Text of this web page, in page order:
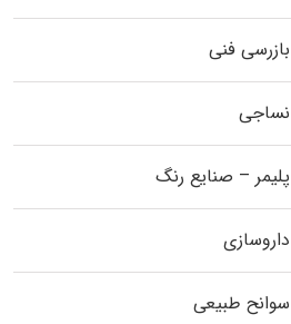
فنی
– صنایع رنگ
طبیعی